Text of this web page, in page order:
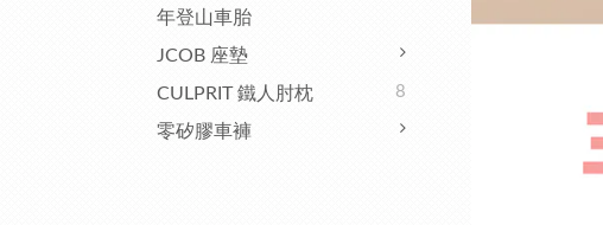
年登山車胎
JCOB 座墊
CULPRIT 鐵人肘枕
8
零矽膠車褲